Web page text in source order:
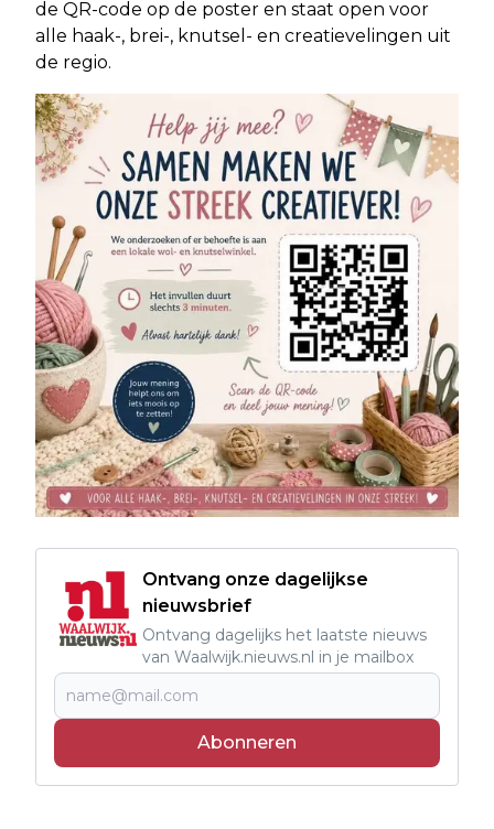
de QR-code op de poster en staat open voor
alle haak-, brei-, knutsel- en creatievelingen uit
de regio.
Ontvang onze dagelijkse
nieuwsbrief
Ontvang dagelijks het laatste nieuws
van Waalwijk.nieuws.nl in je mailbox
Abonneren